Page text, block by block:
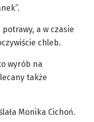
a w czasie
chleb.
wyrób na
także
Monika Cichoń.